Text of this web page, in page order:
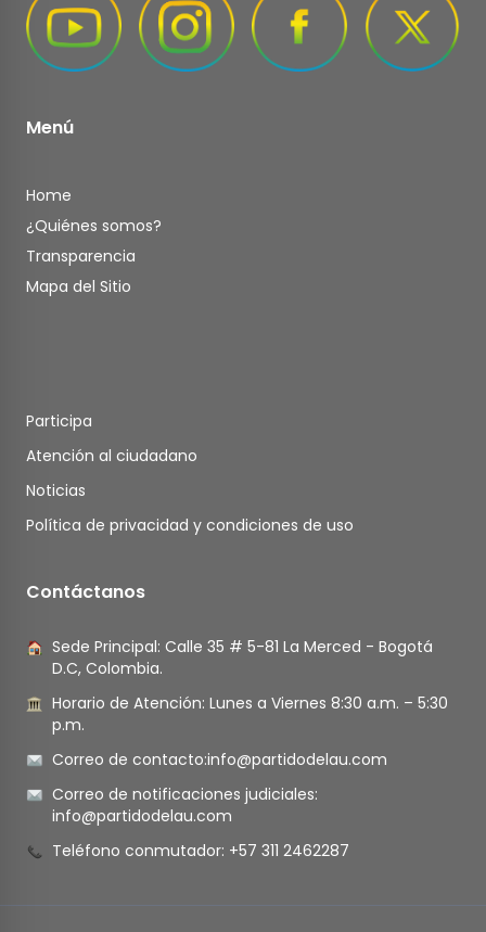
Menú
Home
¿Quiénes somos?
Transparencia
Mapa del Sitio
Participa
Atención al ciudadano
Noticias
Política de privacidad y condiciones de uso
Contáctanos
Sede Principal: Calle 35 # 5-81 La Merced - Bogotá
D.C, Colombia.
Horario de Atención: Lunes a Viernes 8:30 a.m. – 5:30
p.m.
Correo de contacto:info@partidodelau.com
Correo de notificaciones judiciales:
info@partidodelau.com
Teléfono conmutador: +57 311 2462287